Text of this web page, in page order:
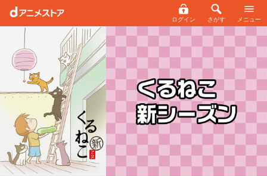
ログイン さがす メニュー